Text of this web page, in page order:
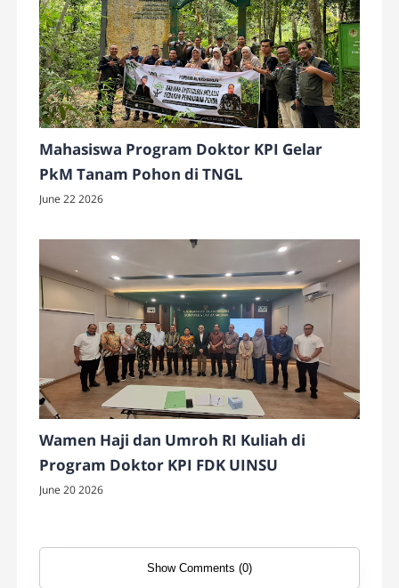
Mahasiswa Program Doktor KPI Gelar
PkM Tanam Pohon di TNGL
June 22 2026
Wamen Haji dan Umroh RI Kuliah di
Program Doktor KPI FDK UINSU
June 20 2026
Show Comments (0)